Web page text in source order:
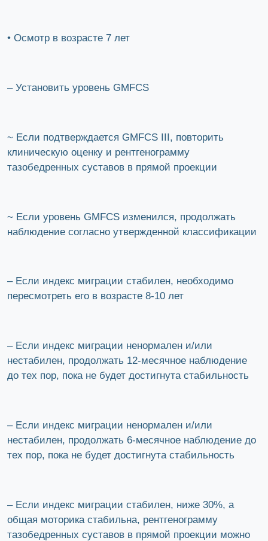
• Осмотр в возрасте 7 лет
– Установить уровень GMFCS
~ Если подтверждается GMFCS III, повторить
клиническую оценку и рентгенограмму
тазобедренных суставов в прямой проекции
~ Если уровень GMFCS изменился, продолжать
наблюдение согласно утвержденной классификации
– Если индекс миграции стабилен, необходимо
пересмотреть его в возрасте 8-10 лет
– Если индекс миграции ненормален и/или
нестабилен, продолжать 12-месячное наблюдение
до тех пор, пока не будет достигнута стабильность
– Если индекс миграции ненормален и/или
нестабилен, продолжать 6-месячное наблюдение до
тех пор, пока не будет достигнута стабильность
– Если индекс миграции стабилен, ниже 30%, а
общая моторика стабильна, рентгенограмму
тазобедренных суставов в прямой проекции можно